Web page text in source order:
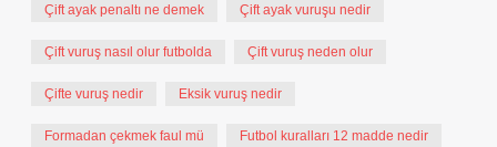
Çift ayak penaltı ne demek Çift ayak vuruşu nedir
Çift vuruş nasıl olur futbolda Çift vuruş neden olur
Çifte vuruş nedir Eksik vuruş nedir
Formadan çekmek faul mü Futbol kuralları 12 madde nedir